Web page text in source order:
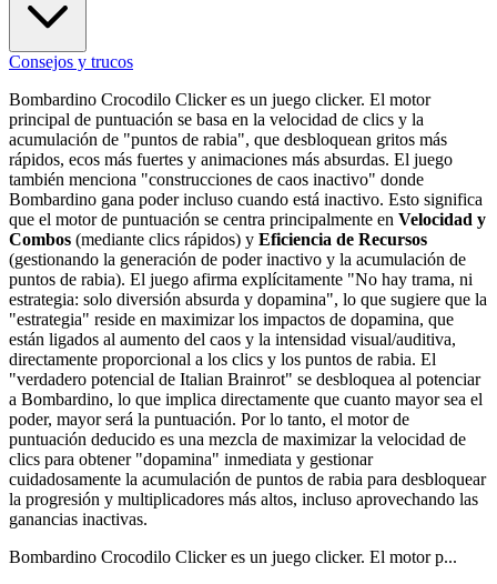
Consejos y trucos
Bombardino Crocodilo Clicker es un juego clicker. El motor
principal de puntuación se basa en la velocidad de clics y la
acumulación de "puntos de rabia", que desbloquean gritos más
rápidos, ecos más fuertes y animaciones más absurdas. El juego
también menciona "construcciones de caos inactivo" donde
Bombardino gana poder incluso cuando está inactivo. Esto significa
que el motor de puntuación se centra principalmente en Velocidad y
Combos (mediante clics rápidos) y Eficiencia de Recursos
(gestionando la generación de poder inactivo y la acumulación de
puntos de rabia). El juego afirma explícitamente "No hay trama, ni
estrategia: solo diversión absurda y dopamina", lo que sugiere que la
"estrategia" reside en maximizar los impactos de dopamina, que
están ligados al aumento del caos y la intensidad visual/auditiva,
directamente proporcional a los clics y los puntos de rabia. El
"verdadero potencial de Italian Brainrot" se desbloquea al potenciar
a Bombardino, lo que implica directamente que cuanto mayor sea el
poder, mayor será la puntuación. Por lo tanto, el motor de
puntuación deducido es una mezcla de maximizar la velocidad de
clics para obtener "dopamina" inmediata y gestionar
cuidadosamente la acumulación de puntos de rabia para desbloquear
la progresión y multiplicadores más altos, incluso aprovechando las
ganancias inactivas.
Bombardino Crocodilo Clicker es un juego clicker. El motor p...